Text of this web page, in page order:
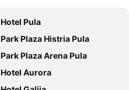
Hotel Pula
Park Plaza Histria Pula
Park Plaza Arena Pula
Hotel Aurora